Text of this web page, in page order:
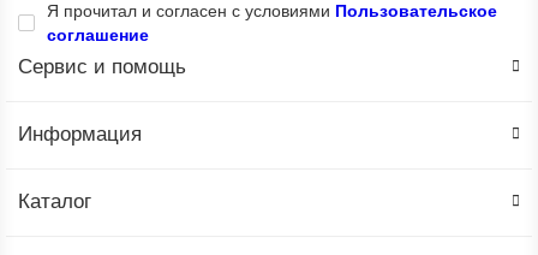
Я прочитал и согласен с условиями Пользовательское
соглашение
Сервис и помощь
Информация
Каталог